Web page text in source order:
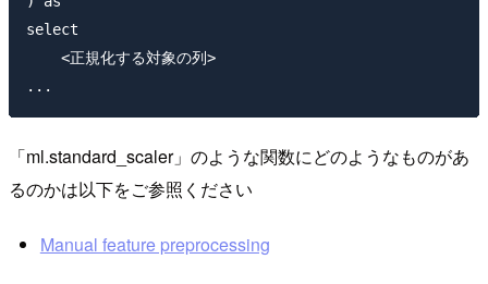
select
    <正規化する対象の列>
「ml.standard_scaler」のような関数にどのようなものがあ
るのかは以下をご参照ください
Manual feature preprocessing